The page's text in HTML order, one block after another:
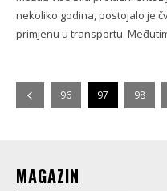
nekoliko godina, postojalo je
primjenu u transportu.
96 97 98
MAGAZIN